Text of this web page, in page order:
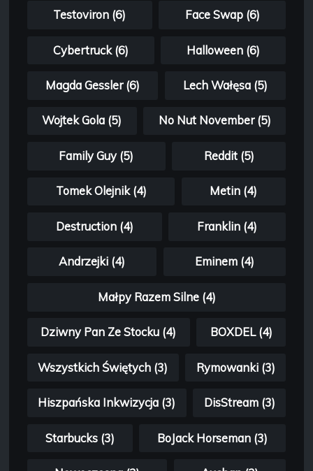
Testoviron (6) Face Swap (6)
Cybertruck (6) Halloween (6)
Magda Gessler (6) Lech Wałęsa (5)
Wojtek Gola (5) No Nut November (5)
Family Guy (5) Reddit (5)
Tomek Olejnik (4) Metin (4)
Destruction (4) Franklin (4)
Andrzejki (4) Eminem (4)
Małpy Razem Silne (4)
Dziwny Pan Ze Stocku (4) BOXDEL (4)
Wszystkich Świętych (3) Rymowanki (3)
Hiszpańska Inkwizycja (3) DisStream (3)
Starbucks (3) BoJack Horseman (3)